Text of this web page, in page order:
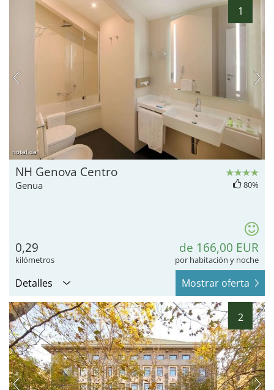
1
hotel.de
NH Genova Centro
Genua 80%
0,29
kilómetros
de 166,00 EUR
por habitación y noche
Detalles Mostrar oferta
2